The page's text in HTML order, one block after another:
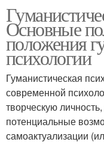
Основные
положения
психологии
Гуманистическая
современной
творческую
потенциальные
самоактуализации